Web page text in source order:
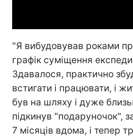
"Я вибудовував роками
графік суміщення
Здавалося, практично
встигати і працювати, і
був на шляху і дуже
підкинув "подаруночок",
7 місяців вдома, і тепер